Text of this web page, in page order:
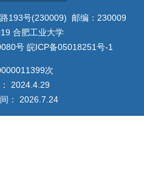
193号(230009) 邮编：230009
合肥工业大学
号 皖ICP备05018251号-1
次
2024 4 29
： 2026 7 24